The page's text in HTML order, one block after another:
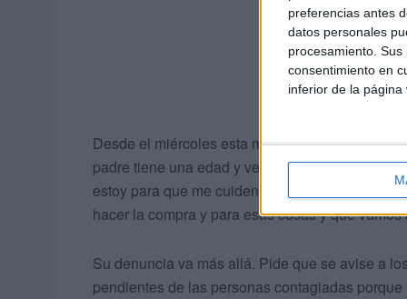
preferencias antes
datos personales
procesamiento.
consentimiento en
inferior de la página
Desde el miércoles esta mujer y su padre
padre tiene una edad y venía una chica a
estoy para que me cuiden a mí. Ya no viene
hacer la compra y para esas cosas y qué
Su denuncia va más allá. Pide que se avise a
pendientes de las personas contagiadas